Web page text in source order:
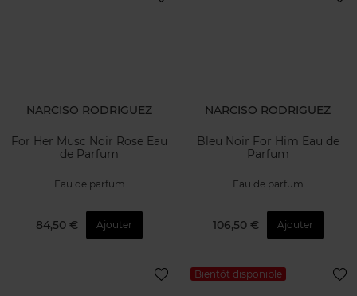
NARCISO RODRIGUEZ
For Her Musc Noir Rose Eau
de Parfum
Eau de parfum
84,50 € Ajouter
NARCISO RODRIGUEZ
Bleu Noir For Him Eau de
Parfum
Eau de parfum
106,50 € Ajouter
Bientôt disponible